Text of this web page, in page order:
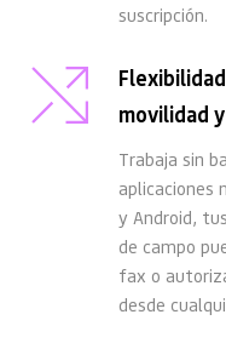
suscripción.
movilidad
Trabaja sin
aplicaciones
y Android,
de campo
fax o
desde